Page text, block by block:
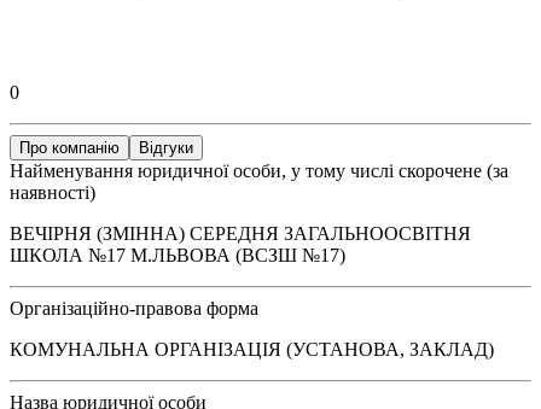
0
Про компанію Відгуки
Найменування юридичної особи, у тому числі скорочене (за
наявності)
ВЕЧІРНЯ (ЗМІННА) СЕРЕДНЯ ЗАГАЛЬНООСВІТНЯ
ШКОЛА №17 М.ЛЬВОВА (ВСЗШ №17)
Організаційно-правова форма
КОМУНАЛЬНА ОРГАНІЗАЦІЯ (УСТАНОВА, ЗАКЛАД)
Назва юридичної особи